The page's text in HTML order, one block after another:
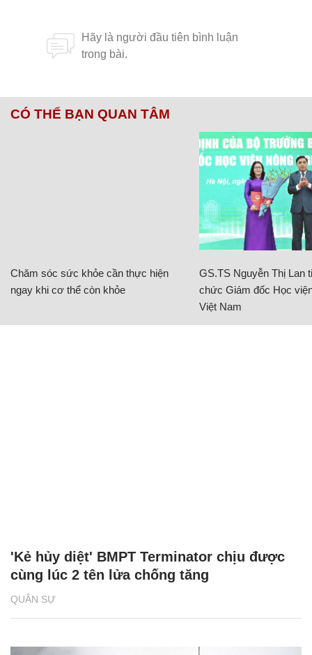
CÓ THỂ BẠN QUAN TÂM
Chăm sóc sức khỏe cần thực hiện
ngay khi cơ thể còn khỏe
GS.TS Nguyễn Thị Lan
chức Giám đốc Học
Việt Nam
QUÂN SỰ
'Kẻ hủy diệt' BMPT Terminator chịu được
cùng lúc 2 tên lửa chống tăng